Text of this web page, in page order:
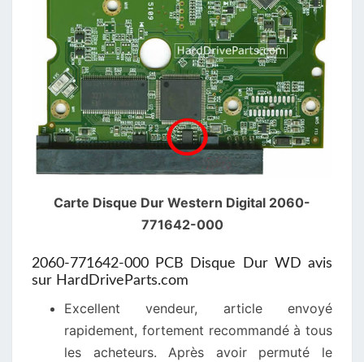
Carte Disque Dur Western Digital 2060-
771642-000
2060-771642-000 PCB Disque Dur WD avis
sur HardDriveParts.com
Excellent vendeur, article envoyé
rapidement, fortement recommandé à tous
les acheteurs. Après avoir permuté le